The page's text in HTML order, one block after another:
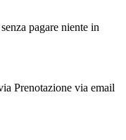
pagare niente in
Prenotazione via email